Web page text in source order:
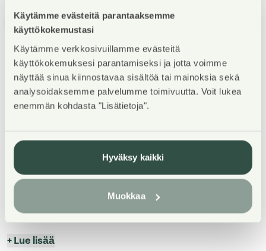
Käytämme evästeitä parantaaksemme
käyttökokemustasi
Käytämme verkkosivuillamme evästeitä
käyttökokemuksesi parantamiseksi ja jotta voimme
näyttää sinua kiinnostavaa sisältöä tai mainoksia sekä
analysoidaksemme palvelumme toimivuutta. Voit lukea
enemmän kohdasta "Lisätietoja".
Hyväksy kaikki
Muokkaa
1/5
Esittely 9.8 sunnuntai klo 15:00 - 16:00
tapaaminen F-rappu, sisäpiha tervetuloa!
tai sovi oma esittelyaikasi:...
+Lue lisää